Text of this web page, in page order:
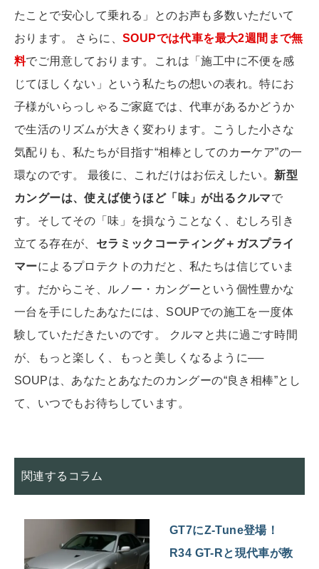
たことで安心して乗れる」とのお声も多数いただいて
おります。 さらに、 SOUPでは代車を最大2週間まで無
料でご用意しております。これは「施工中に不便を感
じてほしくない」という私たちの想いの表れ。特にお
子様がいらっしゃるご家庭では、代車があるかどうか
で生活のリズムが大きく変わります。こうした小さな
気配りも、私たちが目指す“相棒としてのカーケア”の一
環なのです。 最後に、これだけはお伝えしたい。 新型
カングーは、使えば使うほど「味」が出るクルマで
す。そしてその「味」を損なうことなく、むしろ引き
立てる存在が、 セラミックコーティング＋ガスプライ
マーによるプロテクトの力だと、私たちは信じていま
す。だからこそ、ルノー・カングーという個性豊かな
一台を手にしたあなたには、SOUPでの施工を一度体
験していただきたいのです。 クルマと共に過ごす時間
が、もっと楽しく、もっと美しくなるように──
SOUPは、あなたとあなたのカングーの“良き相棒”とし
て、いつでもお待ちしています。
関連するコラム
GT7にZ-Tune登場！
R34 GT-Rと現代車が教